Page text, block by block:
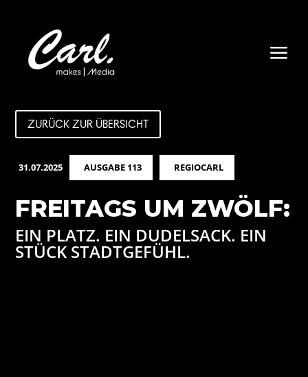
a
ZURÜCK ZUR ÜBERSICHT
31.07.2025 AUSGABE 113 REGIOCARL
FREITAGS UM ZWÖLF:
EIN PLATZ. EIN DUDELSACK. EIN
STÜCK STADTGEFÜHL.